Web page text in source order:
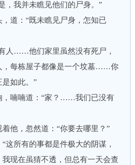
我并未瞧见他们的尸身。”
：“既未瞧见尸身，怎知已
……他们家里虽然没有死尸，
，每栋屋子都像是一个坟墓……你
如此。”
喃喃道：“家？……我们已没有
，忽然道：“你要去哪里？”
所有的事都是件极大的阴谋，
现在虽猜不透，但总有一天会查